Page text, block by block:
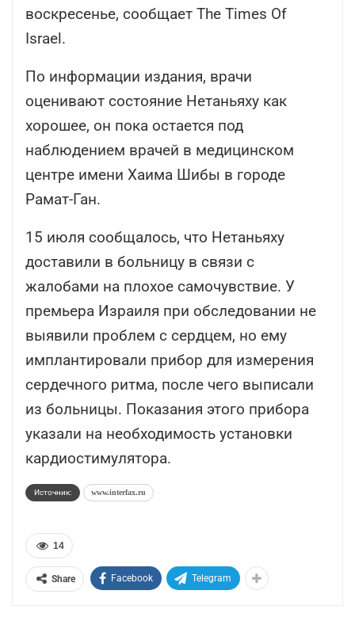
воскресенье, сообщает The Times Of
Israel.
По информации издания, врачи
оценивают состояние Нетаньяху как
хорошее, он пока остается под
наблюдением врачей в медицинском
центре имени Хаима Шибы в городе
Рамат-Ган.
15 июля сообщалось, что Нетаньяху
доставили в больницу в связи с
жалобами на плохое самочувствие. У
премьера Израиля при обследовании не
выявили проблем с сердцем, но ему
имплантировали прибор для измерения
сердечного ритма, после чего выписали
из больницы. Показания этого прибора
указали на необходимость установки
кардиостимулятора.
Источник: www.interfax.ru
14
Share Facebook Telegram